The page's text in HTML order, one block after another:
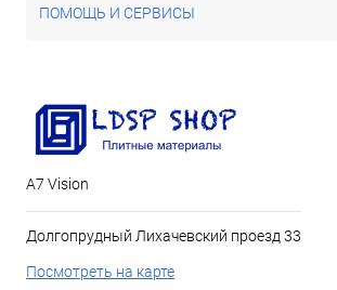
ПОМОЩЬ И СЕРВИСЫ
А7 Vision
Долгопрудный Лихачевский проезд 33
Посмотреть на карте